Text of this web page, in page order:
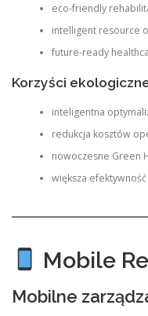
eco-friendly
intelligent resource
future-ready
Korzyści
inteligentna
redukcja kosztów
nowoczesne Green
większa
Mobile
Mobilne